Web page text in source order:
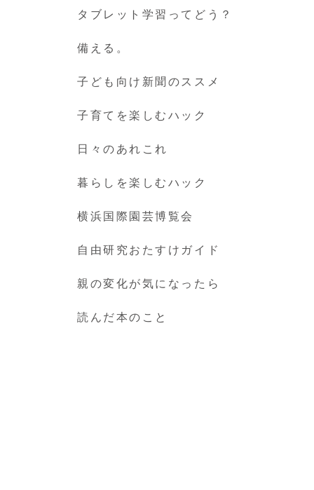
タブレット学習ってどう？
備える。
子ども向け新聞のススメ
子育てを楽しむハック
日々のあれこれ
暮らしを楽しむハック
横浜国際園芸博覧会
自由研究おたすけガイド
親の変化が気になったら
読んだ本のこと